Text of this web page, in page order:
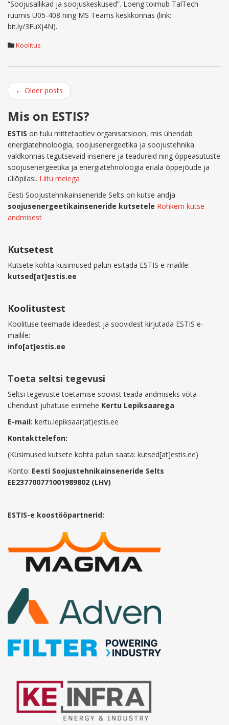
“Soojusallikad ja soojuskeskused”. Loeng toimub TalTech
ruumis U05-408 ning MS Teams keskkonnas (link:
bit.ly/3FuXj4N).
Koolitus
Post
navigation
← Older posts
Mis on ESTIS?
ESTIS on tulu mittetaotlev organisatsioon, mis ühendab
energiatehnoloogia, soojusenergeetika ja soojustehnika
valdkonnas tegutsevaid insenere ja teadureid ning õppeasutuste
soojusenergeetika ja energiatehnoloogia eriala õppejõude ja
üliõpilasi. Liitu meiega
Eesti Soojustehnikainseneride Selts on kutse andja
soojusenergeetikainseneride kutsetele Rohkem kutse
andmisest
Kutsetest
Kutsete kohta küsimused palun esitada ESTIS e-mailile:
kutsed[at]estis.ee
Koolitustest
Koolituse teemade ideedest ja soovidest kirjutada ESTIS e-
mailile:
info[at]estis.ee
Toeta seltsi tegevusi
Seltsi tegevuste toetamise soovist teada andmiseks võta
ühendust juhatuse esimehe Kertu Lepiksaarega
E-mail: kertu.lepiksaar(at)estis.ee
Kontakttelefon:
(Küsimused kutsete kohta palun saata: kutsed[at]estis.ee)
Konto: Eesti Soojustehnikainseneride Selts
EE237700771001989802 (LHV)
ESTIS-e koostööpartnerid: